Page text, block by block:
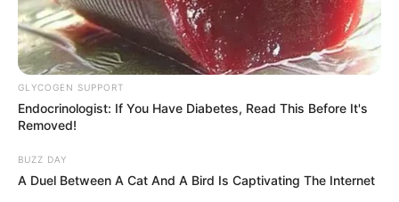
GLYCOGEN SUPPORT
Endocrinologist: If You Have Diabetes, Read This Before It's
Removed!
BUZZ DAY
A Duel Between A Cat And A Bird Is Captivating The Internet